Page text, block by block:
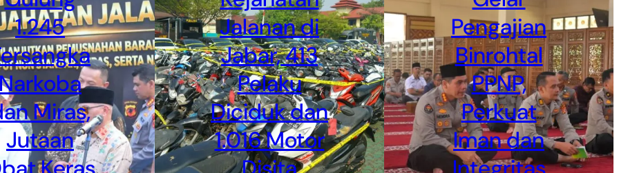
1.245
Miras,
Jutaan
Jalanan di
Jabar, 413
Pelaku
Diciduk dan
1.016 Motor
Pengajian
Binrohtal
PPNP,
Perkuat
Iman dan